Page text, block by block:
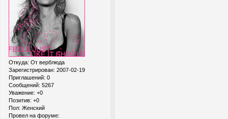
Откуда: От верблюда
Зарегистрирован: 2007-02-19
Приглашений: 0
Сообщений: 5267
Уважение: +0
Позитив: +0
Пол: Женский
Провел на форуме: